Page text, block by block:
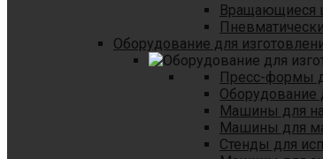
Вращающиеся
Оборудование для
Пресс-формы
Оборудование
Машины для
Машины для
Стенды для